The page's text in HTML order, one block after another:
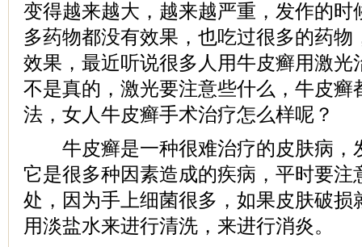
变得越来越大，越来越严重，发作的时
多药物都没有效果，也吃过很多的药物
效果，最近听说很多人用牛皮癣用激光
不是真的，激光要注意些什么，牛皮癣
法，女人牛皮癣手术治疗怎么样呢？
牛皮癣是一种很难治疗的皮肤病，
它是很多种因素造成的疾病，平时要注
处，因为手上细菌很多，如果皮肤破损
用淡盐水来进行清洗，来进行消炎。